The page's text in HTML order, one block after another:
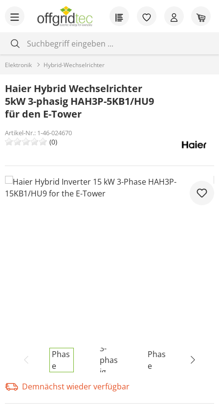
Zum Hauptinhalt springen Du hast 0
Elektronik Hybrid-Wechselrichter
Haier Hybrid Wechselrichter
5kW 3-phasig HAH3P-5KB1/HU9
für den E-Tower
Artikel-Nr.: 1-46-024670
(0)
Bildergalerie überspringen
Demnächst wieder verfügbar